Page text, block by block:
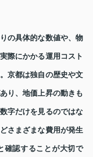
の具体的な数値や、物
際にかかる運用コスト
京都は独自の歴史や文
り、地価上昇の動きも
字だけを見るのではな
さまざまな費用が発生
確認することが大切で